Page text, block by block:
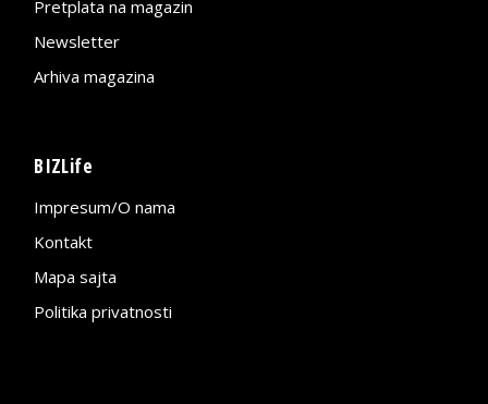
Pretplata na magazin
Newsletter
Arhiva magazina
BIZLife
Impresum/O nama
Kontakt
Mapa sajta
Politika privatnosti